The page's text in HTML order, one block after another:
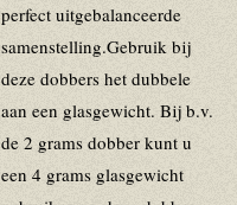
perfect uitgebalanceerde
samenstelling.Gebruik bij
deze dobbers het dubbele
aan een glasgewicht. Bij b.v.
de 2 grams dobber kunt u
een 4 grams glasgewicht